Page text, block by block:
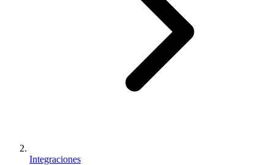
Integraciones